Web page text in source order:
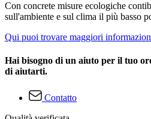
Con concrete misure ecologiche
sull'ambiente e sul clima il più basso
Qui puoi trovare maggiori
Hai bisogno di un aiuto per il tuo
di aiutarti.
Contatto